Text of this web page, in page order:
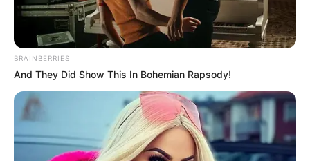
BRAINBERRIES
And They Did Show This In Bohemian Rapsody!